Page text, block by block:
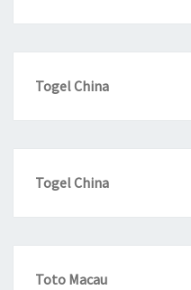
Togel China
Togel China
Toto Macau